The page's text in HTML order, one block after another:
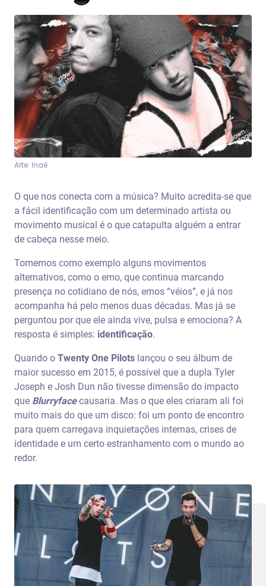
Arte: Inaê
O que nos conecta com a música? Muito acredita-se que
a fácil identificação com um determinado artista ou
movimento musical é o que catapulta alguém a entrar
de cabeça nesse meio.
Tomemos como exemplo alguns movimentos
alternativos, como o emo, que continua marcando
presença no cotidiano de nós, emos “véios”, e já nos
acompanha há pelo menos duas décadas. Mas já se
perguntou por que ele ainda vive, pulsa e emociona? A
resposta é simples: identificação.
Quando o Twenty One Pilots lançou o seu álbum de
maior sucesso em 2015, é possível que a dupla Tyler
Joseph e Josh Dun não tivesse dimensão do impacto
que Blurryfacecausaria. Mas o que eles criaram ali foi
muito mais do que um disco: foi um ponto de encontro
para quem carregava inquietações internas, crises de
identidade e um certo estranhamento com o mundo ao
redor.